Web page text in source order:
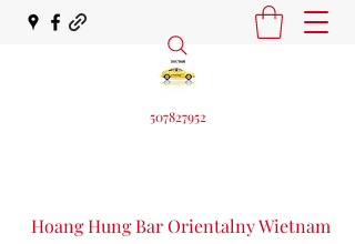
507827952
Hoang Hung Bar Orientalny Wietnam